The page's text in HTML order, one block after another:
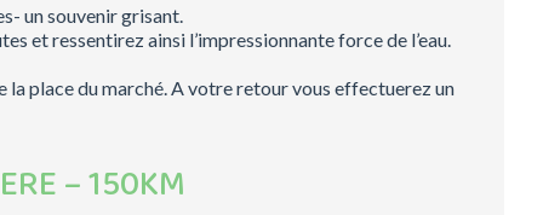
un souvenir grisant.
et ressentirez ainsi l’impressionnante force de l’eau.
la place du marché. A votre retour vous effectuerez un
– 150KM